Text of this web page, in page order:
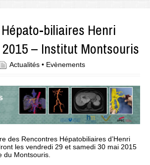
biliaires Henri
– Institut Montsouris
Actualités • Evènements
des Rencontres Hépatobiliaires d’Henri
les vendredi 29 et samedi 30 mai 2015
du Montsouris.